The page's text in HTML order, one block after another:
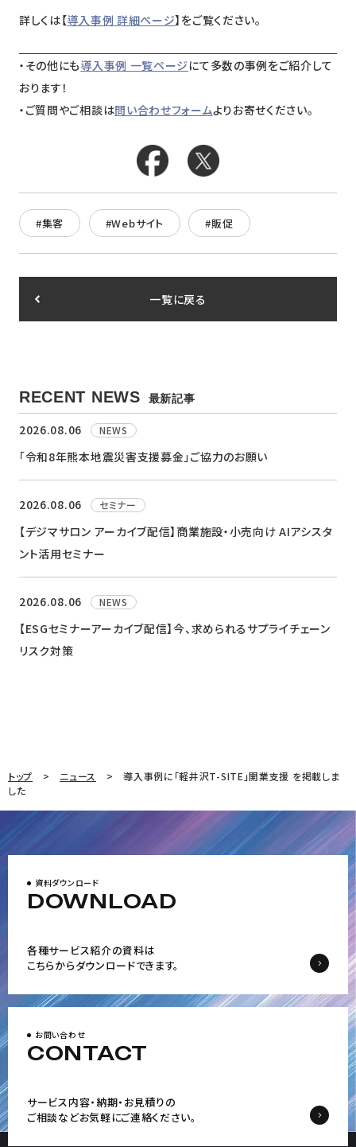
資料ダウンロード お問い合わせ
詳しくは【導入事例 詳細ページ】をご覧ください。
・その他にも導入事例 一覧ページにて多数の事例をご紹介して
おります！
・ご質問やご相談は問い合わせフォームよりお寄せください。
#集客 #Webサイト #販促
一覧に戻る
RECENT NEWS 最新記事
2026.08.06 NEWS
「令和8年熊本地震災害支援募金」ご協力のお願い
2026.08.06 セミナー
【デジマサロン アーカイブ配信】商業施設・小売向け AIアシスタ
ント活用セミナー
2026.08.06 NEWS
【ESGセミナーアーカイブ配信】今、求められるサプライチェーン
リスク対策
トップ ニュース
導入事例に「軽井沢T-SITE」開業支援 を掲載しま
した
資料ダウンロード
DOWNLOAD
各種サービス紹介の資料は
こちらからダウンロードできます。
お問い合わせ
CONTACT
サービス内容・納期・お見積りの
ご相談などお気軽にご連絡ください。